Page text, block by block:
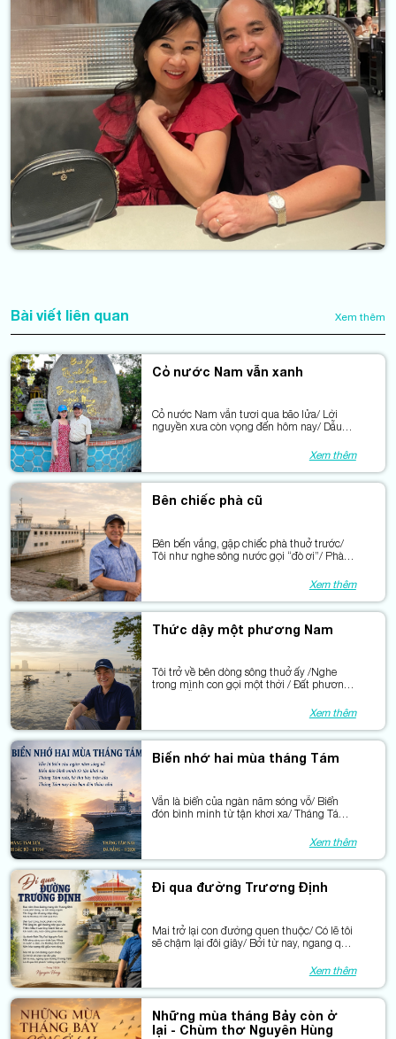
Bài viết liên quan Xem thêm
Cỏ nước Nam vẫn xanh
Cỏ nước Nam vẫn tươi qua bão lửa/ Lời
nguyền xưa còn vọng đến hôm nay/ Dẫu
Xem thêm
Bên chiếc phà cũ
Bên bến vắng, gặp chiếc phà thuở trước/
Tôi như nghe sông nước gọi “đò ơi”/ Phà
Xem thêm
Thức dậy một phương Nam
Tôi trở về bên dòng sông thuở ấy /Nghe
trong mình con gọi một thời / Đất phương
Xem thêm
Biển nhớ hai mùa tháng Tám
Vẫn là biển của ngàn năm sóng vỗ/ Biển
đón bình minh từ tận khơi xa/ Tháng Tám
Xem thêm
Đi qua đường Trương Định
Mai trở lại con đường quen thuộc/ Có lẽ tôi
sẽ chậm lại đôi giây/ Bởi từ nay, ngang qua
Xem thêm
Những mùa tháng Bảy còn ở
lại - Chùm thơ Nguyên Hùng